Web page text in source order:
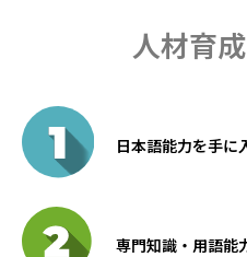
人材育
日本語能力を手に
専門知識・用語能